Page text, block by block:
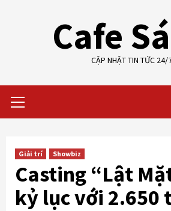
Cafe
CẬP NHẬT TIN TỨC 24/
Menu
Giải trí Showbiz
Casting “Lật
kỷ lục với 2.650